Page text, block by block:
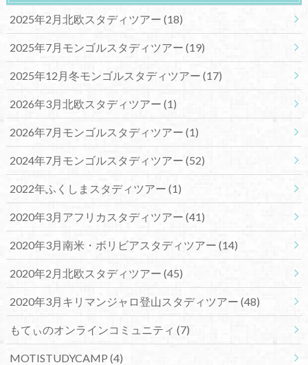
2025年2月北欧スタディツアー (18)
2025年7月モンゴルスタディツアー (19)
2025年12月冬モンゴルスタディツアー (17)
2026年3月北欧スタディツアー (1)
2026年7月モンゴルスタディツアー (1)
2024年7月モンゴルスタディツアー (52)
2022年ふくしまスタディツアー (1)
2020年3月アフリカスタディツアー (41)
2020年3月南米・ボリビアスタディツアー (14)
2020年2月北欧スタディツアー (45)
2020年3月キリマンジャロ登山スタディツアー (48)
もてぃのオンラインコミュニティ (7)
MOTISTUDYCAMP (4)